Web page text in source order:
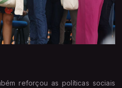
reforçou as políticas sociais